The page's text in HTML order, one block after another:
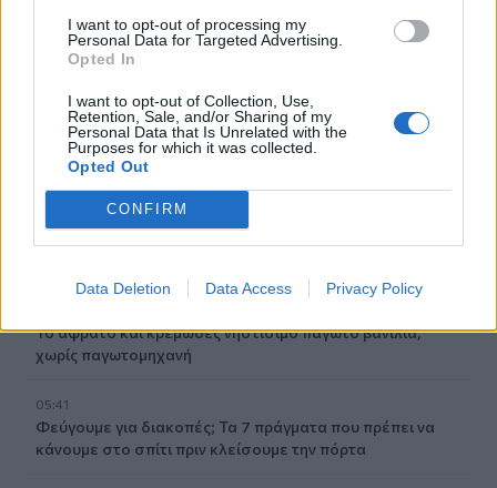
I want to opt-out of processing my
Personal Data for Targeted Advertising.
Opted In
I want to opt-out of Collection, Use,
Retention, Sale, and/or Sharing of my
Personal Data that Is Unrelated with the
Purposes for which it was collected.
Opted Out
CONFIRM
Data Deletion Data Access Privacy Policy
07:00
Αντί για καφέ: Τρία ροφήματα για άμεσο "ξύπνημα" και
ενέργεια που διαρκεί
06:55
Πυρκαγιές: «Πολύ υψηλός» ο κίνδυνος και σήμερα στην
Κρήτη - Δείτε χάρτη
Το αφράτο και κρεμώδες νηστίσιμο παγωτό βανίλια,
χωρίς παγωτομηχανή
05:41
Φεύγουμε για διακοπές; Τα 7 πράγματα που πρέπει να
κάνουμε στο σπίτι πριν κλείσουμε την πόρτα